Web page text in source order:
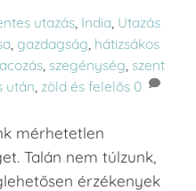
utazás, India, Utazás
, gazdagság, hátizsákos
, szegénység, szent
után, zöld és felelős 0
mérhetetlen
Talán nem túlzunk,
érzékenyek